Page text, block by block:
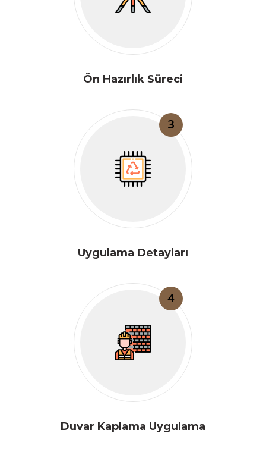
Ön Hazırlık Süreci
3
Uygulama Detayları
4
Duvar Kaplama Uygulama